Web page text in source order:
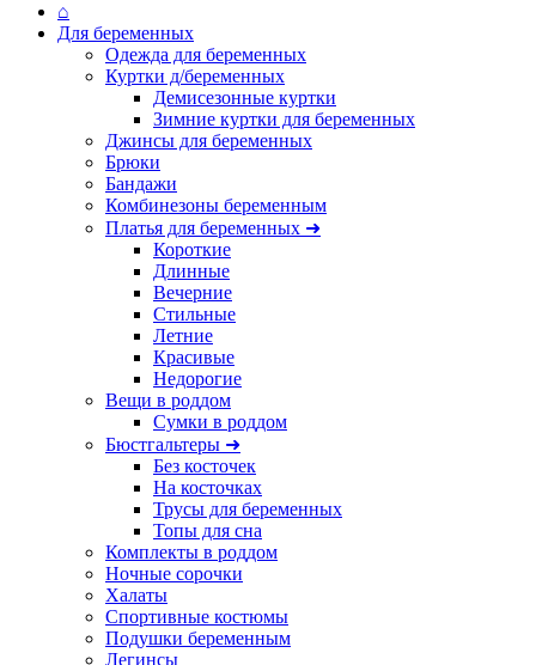
⌂
Для беременных
Одежда для беременных
Куртки д/беременных
Демисезонные куртки
Зимние куртки для беременных
Джинсы для беременных
Брюки
Бандажи
Комбинезоны беременным
Платья для беременных ➜
Короткие
Длинные
Вечерние
Стильные
Летние
Красивые
Недорогие
Вещи в роддом
Сумки в роддом
Бюстгальтеры ➜
Без косточек
На косточках
Трусы для беременных
Топы для сна
Комплекты в роддом
Ночные сорочки
Халаты
Спортивные костюмы
Подушки беременным
Легинсы